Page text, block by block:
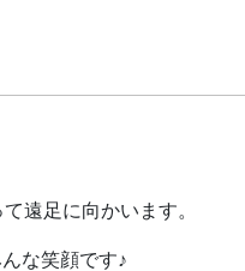
遠足に向かいます。
な笑顔です♪